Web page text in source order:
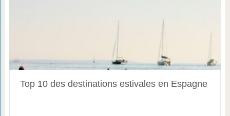
Top 10 des destinations estivales en Espagne